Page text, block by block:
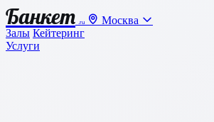
Банкет .ru
Москва
Залы Кейтеринг
Услуги